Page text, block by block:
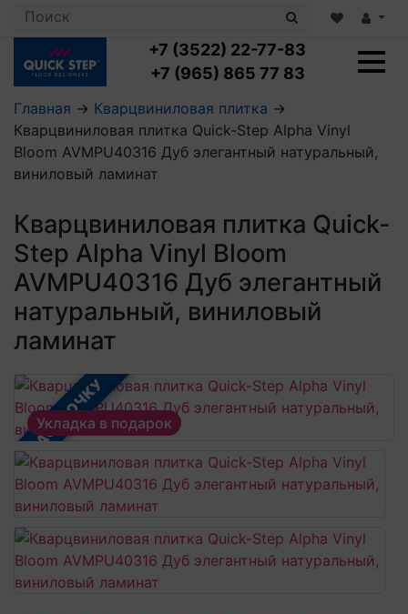
+7 (3522) 22-77-83
+7 (965) 865 77 83
Ламинат с укладкой
Ламинат 32 класс
Посмотреть все категории
LOC FLOOR PLUS
LOC FLOOR ARCTIC
Посмотреть все категории
Кварцвиниловая плитка с укладкой
Клеевая кварцвиниловая плитка
Виниловый ламинат
Кварцвинил SPC OASIS
Посмотреть все категории
Плинтус
Профили для ступеней
Подложка
Пороги
Аксессуары для напольных покрытий
Посмотреть все категории
Аксессуары для стеновых панелей
Посмотреть все категории
Главная → Кварцвиниловая плитка →
Кварцвиниловая плитка Quick-Step Alpha Vinyl
Bloom AVMPU40316 Дуб элегантный натуральный,
виниловый ламинат
Кварцвиниловая плитка Quick-
Step Alpha Vinyl Bloom
AVMPU40316 Дуб элегантный
натуральный, виниловый
ламинат
В РАССРОЧКУ
Укладка в подарок